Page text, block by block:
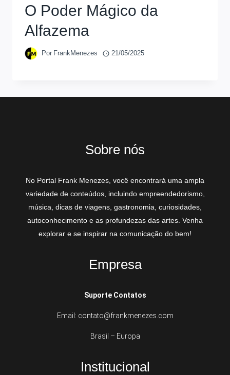
O Poder Mágico da
Alfazema
Por FrankMenezes 21/05/2025
Sobre nós
No Portal Frank Menezes, você encontrará uma ampla
variedade de conteúdos, incluindo empreendedorismo,
música, dicas de viagens, gastronomia, curiosidades,
autoconhecimento e as profundezas das artes. Venha
explorar e se inspirar na comunicação do bem!
Empresa
Suporte Contatos
Email: contato@frankmenezes.com
Brasil – Europa
Institucional